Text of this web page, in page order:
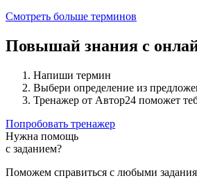
Смотреть больше терминов
Повышай знания с
Напиши термин
Выбери определение из
Тренажер от Автор24 поможет
Попробовать тренажер
Нужна помощь
с заданием?
Поможем справиться с любыми